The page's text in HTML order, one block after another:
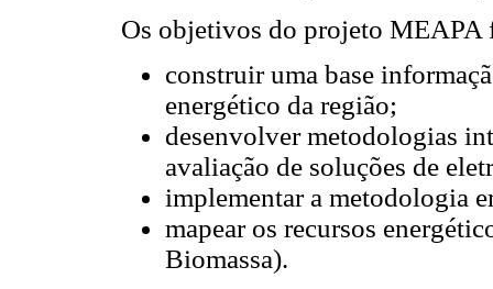
Os objetivos do projeto MEAPA
construir uma base
energético da região;
desenvolver metodologias
avaliação de soluções de
implementar a metodologia
mapear os recursos
Biomassa).